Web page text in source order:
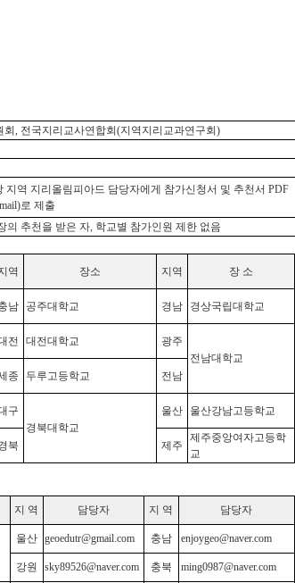
회 전국지리교사연합회(지역지리교과연구회)
지역 지리올림피아드 담당자에게 참가신청서 및 추천서 PDF
로 제출
의 추천을 받은 자, 학교별 참가인원 제한 없음
역 장소 지역 장 소
남 공주대학교 경남 경상국립대학교
전 대전대학교
광주
전남대학교
종 두루고등학교 전남
구
경북대학교
울산 울산강남고등학교
북 제주
제주중앙여자고등학
교
지 역 담당자 지 역 담당자
울산 geoedutr@gmail.com 충남 enjoygeo@naver.com
강원 sky89526@naver.com 충북 ming0987@naver.com